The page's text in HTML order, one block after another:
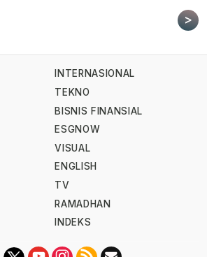
>
INTERNASIONAL
TEKNO
BISNIS FINANSIAL
ESGNOW
VISUAL
ENGLISH
TV
RAMADHAN
INDEKS